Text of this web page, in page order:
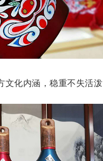
文化内涵，稳重不失活泼